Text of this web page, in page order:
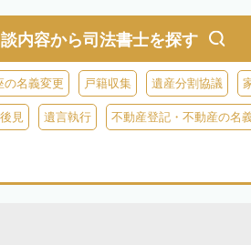
内容から司法書士を探す
の名義変更 戸籍収集 遺産分割協議
見 遺言執行 不動産登記・不動産の名